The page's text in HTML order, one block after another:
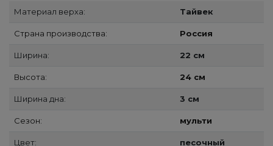
Материал верха:
Тайвек
Страна производства: Россия
Ширина: 22 см
Высота: 24 см
Ширина дна: 3 см
Сезон: мульти
Цвет: песочный